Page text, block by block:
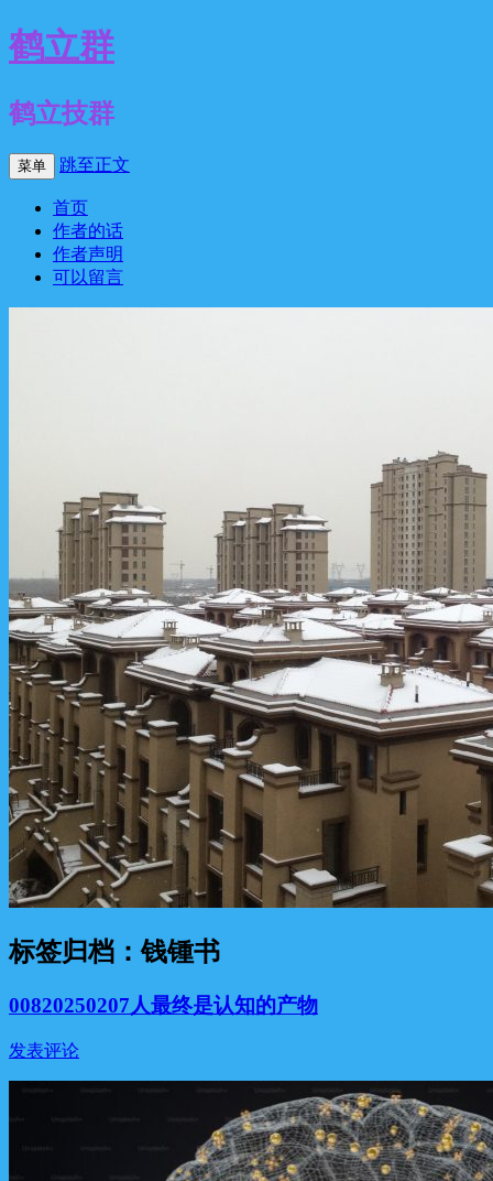
鹤立群
鹤立技群
菜单 跳至正文
首页
作者的话
作者声明
可以留言
标签归档：钱锺书
00820250207人最终是认知的产物
发表评论